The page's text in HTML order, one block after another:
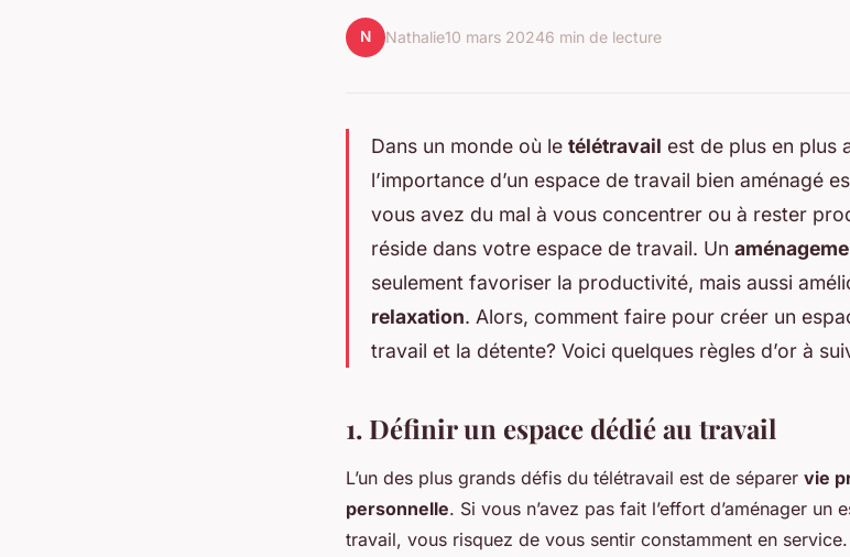
N Nathalie10 mars 20246 min de lecture
Dans un monde où le télétravail est de plus en plus
l’importance d’un espace de travail bien aménagé
vous avez du mal à vous concentrer ou à rester
réside dans votre espace de travail. Un
seulement favoriser la productivité, mais aussi
relaxation. Alors, comment faire pour créer un
travail et la détente? Voici quelques règles d’or à
1. Définir un espace dédié au travail
L’un des plus grands défis du télétravail est de séparer vie
personnelle. Si vous n’avez pas fait l’effort d’aménager
travail, vous risquez de vous sentir constamment en service.